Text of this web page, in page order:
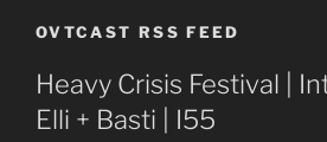
OVTCAST RSS FEED
Heavy Crisis Festival |
Elli + Basti | I55